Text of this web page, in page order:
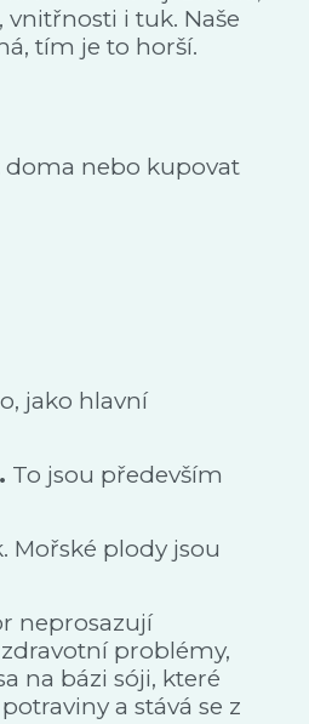
vnitřnosti i tuk. Naše
tím je to horší.
doma nebo kupovat
jako hlavní
To jsou především
Mořské plody jsou
neprosazují
problémy,
na bázi sóji, které
a stává se z